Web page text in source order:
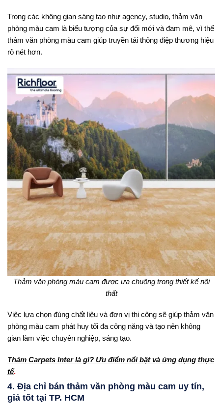
Trong các không gian sáng tạo như agency, studio, thảm văn
phòng màu cam là biểu tượng của sự đổi mới và đam mê, vì thế
thảm văn phòng màu cam giúp truyền tải thông điệp thương hiệu
rõ nét hơn.
Thảm văn phòng màu cam được ưa chuộng trong thiết kế nội
thất
Việc lựa chọn đúng chất liệu và đơn vị thi công sẽ giúp thảm văn
phòng màu cam phát huy tối đa công năng và tạo nên không
gian làm việc chuyên nghiệp, sáng tạo.
Thảm Carpets Inter là gì? Ưu điểm nổi bật và ứng dụng thực
tế.
4. Địa chỉ bán thảm văn phòng màu cam uy tín,
giá tốt tại TP. HCM